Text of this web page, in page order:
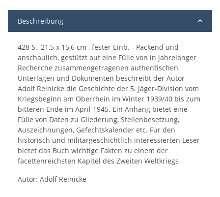
Beschreibung
428 S., 21,5 x 15,6 cm , fester Einb. - Packend und
anschaulich, gestützt auf eine Fülle von in jahrelanger
Recherche zusammengetragenen authentischen
Unterlagen und Dokumenten beschreibt der Autor
Adolf Reinicke die Geschichte der 5. Jäger-Division vom
Kriegsbeginn am Oberrhein im Winter 1939/40 bis zum
bitteren Ende im April 1945. Ein Anhang bietet eine
Fülle von Daten zu Gliederung, Stellenbesetzung,
Auszeichnungen, Gefechtskalender etc. Für den
historisch und militärgeschichtlich interessierten Leser
bietet das Buch wichtige Fakten zu einem der
facettenreichsten Kapitel des Zweiten Weltkriegs
Autor: Adolf Reinicke